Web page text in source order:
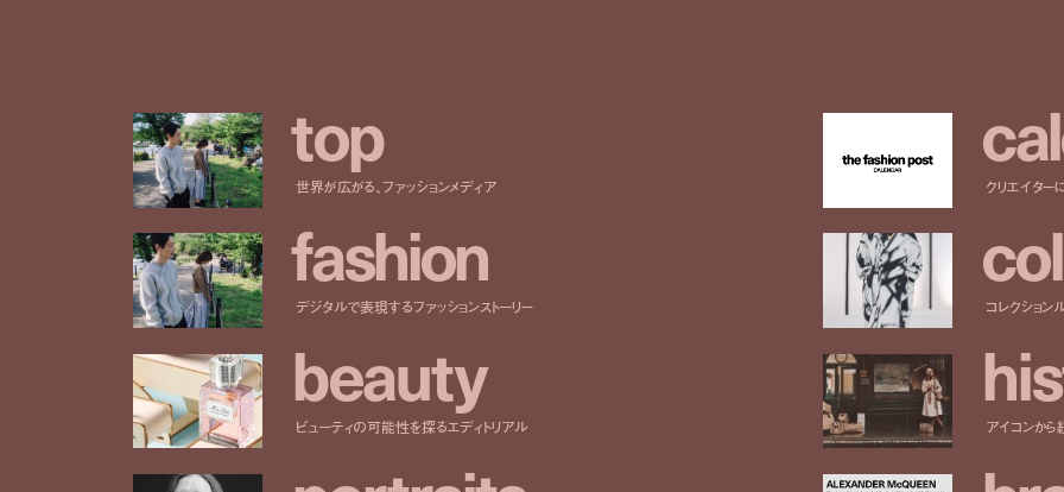
top
世界が広がる、ファッションメディア
fashion
デジタルで表現するファッションストーリー
beauty
ビューティの可能性を探るエディトリアル
cal
クリエイター
col
コレクション
his
アイコンから